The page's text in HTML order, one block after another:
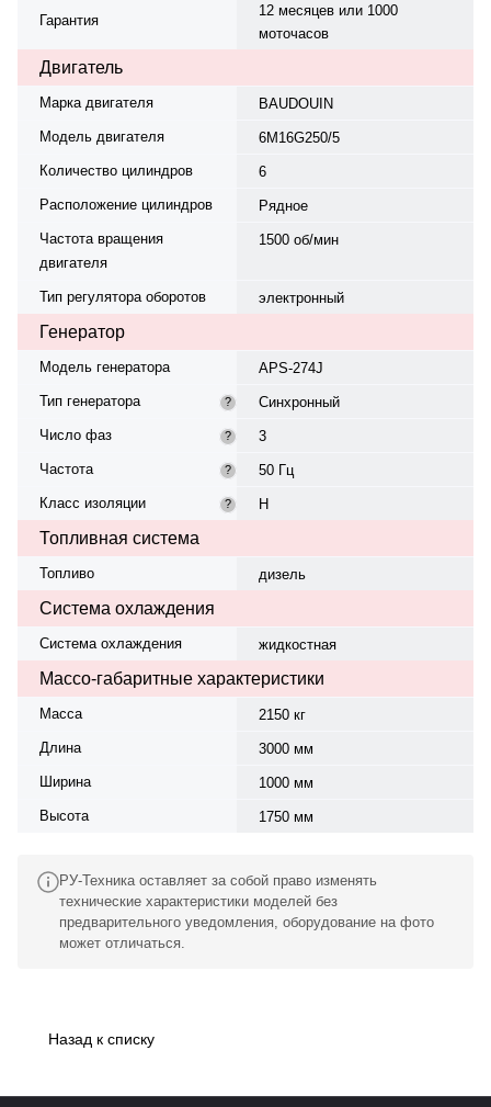
Гарантия
12 месяцев или 1000
моточасов
Двигатель
Марка двигателя
BAUDOUIN
Модель двигателя
6M16G250/5
Количество цилиндров
6
Расположение цилиндров
Рядное
Частота вращения
двигателя
1500 об/мин
Тип регулятора оборотов электронный
Генератор
Модель генератора
APS-274J
Тип генератора
?
Синхронный
Число фаз
?
3
Частота
?
50 Гц
Класс изоляции
? H
Топливная система
Топливо дизель
Система охлаждения
Система охлаждения жидкостная
Массо-габаритные характеристики
Масса
2150 кг
Длина
3000 мм
Ширина
1000 мм
Высота
1750 мм
РУ-Техника оставляет за собой право изменять
технические характеристики моделей без
предварительного уведомления, оборудование на фото
может отличаться.
Назад к списку